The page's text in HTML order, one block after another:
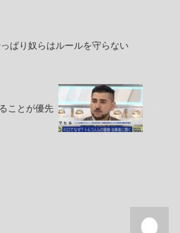
ぱり奴らはルールを守らない
ことが優先